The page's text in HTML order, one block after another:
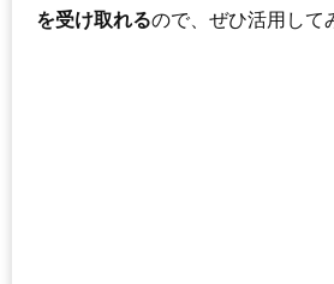
を受け取れるので、ぜひ活用して